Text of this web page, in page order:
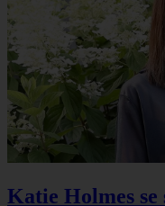
Katie Holmes se